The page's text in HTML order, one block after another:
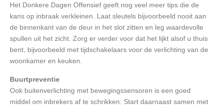
Het Donkere Dagen Offensief geeft nog veel meer tips die de
kans op inbraak verkleinen. Laat sleutels bijvoorbeeld nooit aan
de binnenkant van de deur in het slot zitten en leg waardevolle
spullen uit het zicht. Zorg er verder voor dat het lijkt alsof u thuis
bent, bijvoorbeeld met tijdschakelaars voor de verlichting van de
woonkamer en keuken.
Buurtpreventie
Ook buitenverlichting met bewegingssensoren is een goed
middel om inbrekers af te schrikken. Start daarnaast samen met